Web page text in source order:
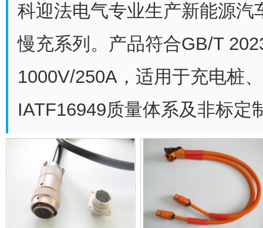
科迎法电气专业生产新能源
慢充系列。产品符合GB/T
1000V/250A，适用于充电桩
IATF16949质量体系及非标定